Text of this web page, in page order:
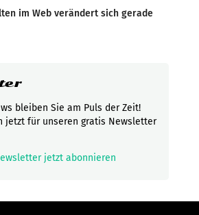
im Web verändert sich gerade
bleiben Sie am Puls der Zeit!
jetzt für unseren gratis Newsletter
jetzt abonnieren